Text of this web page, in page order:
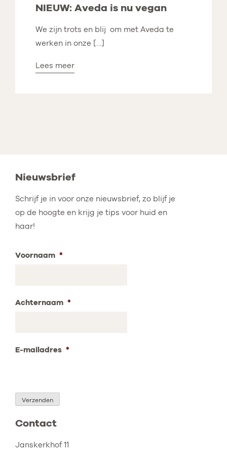
NIEUW: Aveda is nu vegan
We zijn trots en blij om met Aveda te
werken in onze […]
Lees meer
Contact
Janskerkhof 11
Nieuwsbrief
Schrijf je in voor onze nieuwsbrief, zo blijf je
op de hoogte en krijg je tips voor huid en
haar!
Voornaam *
Achternaam *
E-mailadres *
Verzenden